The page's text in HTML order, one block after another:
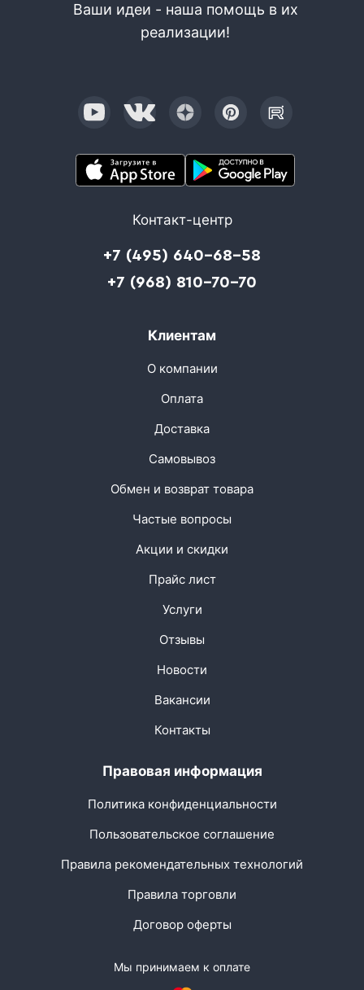
Ваши идеи - наша помощь в их
реализации!
Контакт-центр
+7 (495) 640-68-58
+7 (968) 810-70-70
Клиентам
О компании
Оплата
Доставка
Самовывоз
Обмен и возврат товара
Частые вопросы
Акции и скидки
Прайс лист
Услуги
Отзывы
Новости
Вакансии
Контакты
Правовая информация
Политика конфиденциальности
Пользовательское соглашение
Правила рекомендательных технологий
Правила торговли
Договор оферты
Мы принимаем к оплате